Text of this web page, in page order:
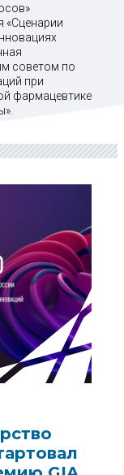
«Сценарии
советом по
при
фармацевтике